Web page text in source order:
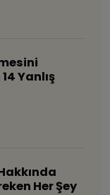
Yanlış
Her Şey